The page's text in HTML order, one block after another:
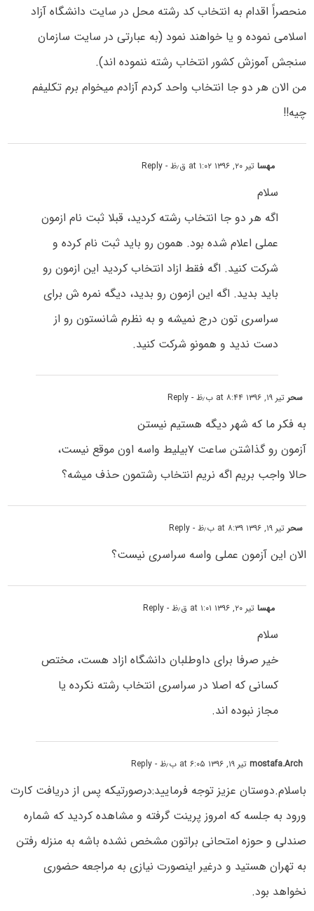
منحصراً اقدام به انتخاب کد رشته محل در سایت دانشگاه آزاد
اسلامی نموده و یا خواهند نمود (به عبارتی در سایت سازمان
سنجش آموزش کشور انتخاب رشته ننموده اند).
من الان هر دو جا انتخاب واحد کردم آزادم میخوام برم تکلیفم
چیه!!
مهساتیر ۲۰, ۱۳۹۶ at ۱:۰۲ ق٫ظ - Reply
سلام
اگه هر دو جا انتخاب رشته کردید، قبلا ثبت نام ازمون
عملی اعلام شده بود. همون رو باید ثبت نام کرده و
شرکت کنید. اگه فقط ازاد انتخاب کردید این ازمون رو
باید بدید. اگه این ازمون رو بدید، دیگه نمره ش برای
سراسری تون درج نمیشه و به نظرم شانستون رو از
دست ندید و همونو شرکت کنید.
سحرتیر ۱۹, ۱۳۹۶ at ۸:۴۴ ب٫ظ - Reply
به فکر ما که شهر دیگه هستیم نیستن
آزمون رو گذاشتن ساعت ۷بیلیط واسه اون موقع نیست،
حالا واجب بریم اگه نریم انتخاب رشتمون حذف میشه؟
سحرتیر ۱۹, ۱۳۹۶ at ۸:۳۹ ب٫ظ - Reply
الان این آزمون عملی واسه سراسری نیست؟
مهساتیر ۲۰, ۱۳۹۶ at ۱:۰۱ ق٫ظ - Reply
سلام
خیر صرفا برای داوطلبان دانشگاه ازاد هست، مختص
کسانی که اصلا در سراسری انتخاب رشته نکرده یا
مجاز نبوده اند.
mostafa.Archتیر ۱۹, ۱۳۹۶ at ۶:۰۵ ب٫ظ - Reply
باسلام.دوستان عزیز توجه فرمایید:درصورتیکه پس از دریافت کارت
ورود به جلسه که امروز پرینت گرفته و مشاهده کردید که شماره
صندلی و حوزه امتحانی براتون مشخص نشده باشه به منزله رفتن
به تهران هستید و درغیر اینصورت نیازی به مراجعه حضوری
نخواهد بود.